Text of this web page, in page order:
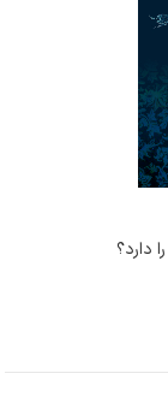
دارد؟